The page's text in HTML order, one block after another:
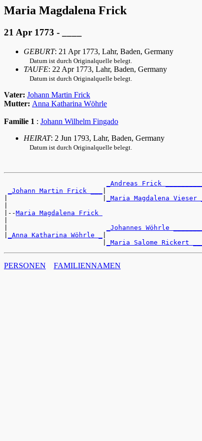
Maria Magdalena Frick
21 Apr 1773 - ____
GEBURT: 21 Apr 1773, Lahr, Baden, Germany
Datum ist durch Originalquelle belegt.
TAUFE: 22 Apr 1773, Lahr, Baden, Germany
Datum ist durch Originalquelle belegt.
Vater: Johann Martin Frick
Mutter: Anna Katharina Wöhrle
Familie 1 : Johann Wilhelm Fingado
HEIRAT: 2 Jun 1793, Lahr, Baden, Germany
Datum ist durch Originalquelle belegt.
_Andreas Frick __________
_Johann Martin Frick ___
_Maria Magdalena Vieser _
|--Maria Magdalena Frick
_Johannes Wöhrle ________
_Anna Katharina Wöhrle _
_Maria Salome Rickert ___
PERSONEN FAMILIENNAMEN